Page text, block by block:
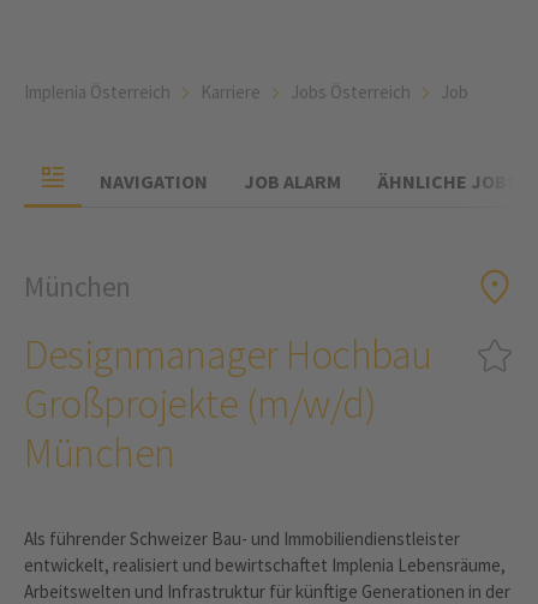
Implenia Österreich Karriere Jobs Österreich Job
NAVIGATION JOB ALARM ÄHNLICHE JOBS
München
Designmanager Hochbau
Großprojekte (m/w/d)
München
Als führender Schweizer Bau- und Immobiliendienstleister
entwickelt, realisiert und bewirtschaftet Implenia Lebensräume,
Arbeitswelten und Infrastruktur für künftige Generationen in der